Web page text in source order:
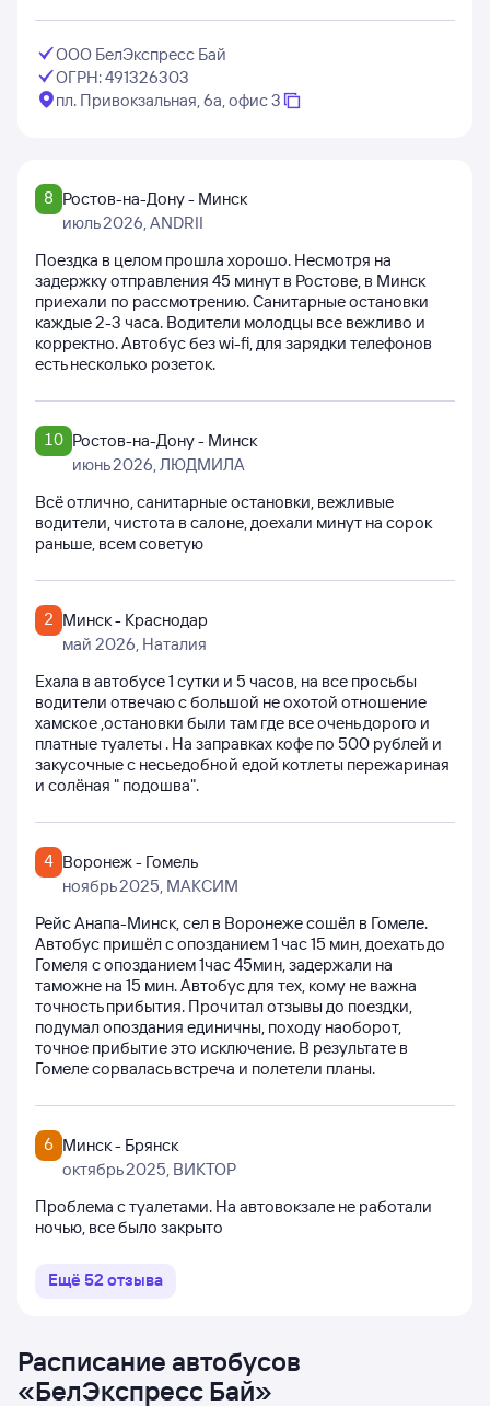
ООО БелЭкспресс Бай
ОГРН: 491326303
пл. Привокзальная, 6а, офис 3
Расписание автобусов
«БелЭкспресс Бай»
8 Ростов-на-Дону - Минск
июль 2026, ANDRII
Поездка в целом прошла хорошо. Несмотря на
задержку отправления 45 минут в Ростове, в Минск
приехали по рассмотрению. Санитарные остановки
каждые 2-3 часа. Водители молодцы все вежливо и
корректно. Автобус без wi-fi, для зарядки телефонов
есть несколько розеток.
10 Ростов-на-Дону - Минск
июнь 2026, ЛЮДМИЛА
Всё отлично, санитарные остановки, вежливые
водители, чистота в салоне, доехали минут на сорок
раньше, всем советую
2 Минск - Краснодар
май 2026, Наталия
Ехала в автобусе 1 сутки и 5 часов, на все просьбы
водители отвечаю с большой не охотой отношение
хамское ,остановки были там где все очень дорого и
платные туалеты . На заправках кофе по 500 рублей и
закусочные с несьедобной едой котлеты пережариная
и солёная " подошва".
4 Воронеж - Гомель
ноябрь 2025, МАКСИМ
Рейс Анапа-Минск, сел в Воронеже сошёл в Гомеле.
Автобус пришёл с опозданием 1 час 15 мин, доехать до
Гомеля с опозданием 1час 45мин, задержали на
таможне на 15 мин. Автобус для тех, кому не важна
точность прибытия. Прочитал отзывы до поездки,
подумал опоздания единичны, походу наоборот,
точное прибытие это исключение. В результате в
Гомеле сорвалась встреча и полетели планы.
6 Минск - Брянск
октябрь 2025, ВИКТОР
Проблема с туалетами. На автовокзале не работали
ночью, все было закрыто
Ещё 52 отзыва